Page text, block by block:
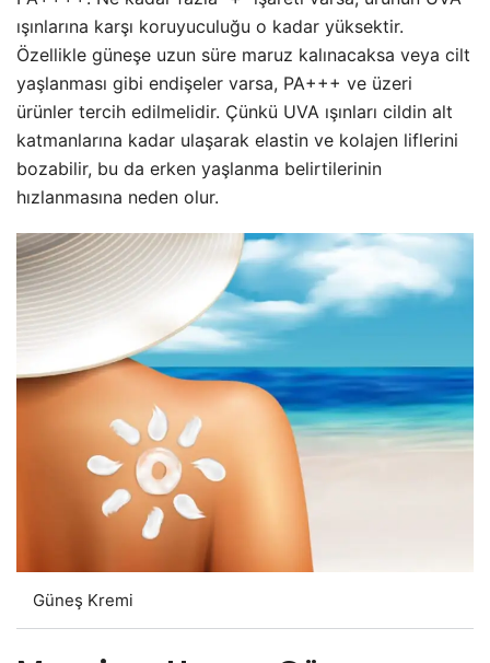
ışınlarına karşı koruyuculuğu o kadar yüksektir.
Özellikle güneşe uzun süre maruz kalınacaksa veya cilt
yaşlanması gibi endişeler varsa, PA+++ ve üzeri
ürünler tercih edilmelidir. Çünkü UVA ışınları cildin alt
katmanlarına kadar ulaşarak elastin ve kolajen liflerini
bozabilir, bu da erken yaşlanma belirtilerinin
hızlanmasına neden olur.
Güneş Kremi